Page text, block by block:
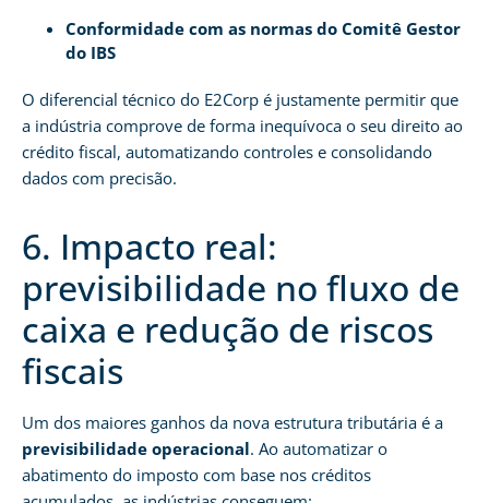
Conformidade com as normas do Comitê Gestor
do IBS
O diferencial técnico do E2Corp é justamente permitir que
a indústria comprove de forma inequívoca o seu direito ao
crédito fiscal, automatizando controles e consolidando
dados com precisão.
6. Impacto real:
previsibilidade no fluxo de
caixa e redução de riscos
fiscais
Um dos maiores ganhos da nova estrutura tributária é a
previsibilidade operacional. Ao automatizar o
abatimento do imposto com base nos créditos